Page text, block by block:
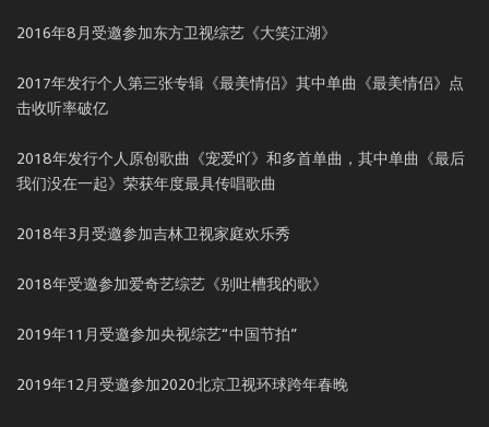
2016年8月受邀参加东方卫视综艺《大笑江湖》
2017年发行个人第三张专辑《最美情侣》其中单曲《最美情侣》点
击收听率破亿
2018年发行个人原创歌曲《宠爱吖》和多首单曲，其中单曲《最后
我们没在一起》荣获年度最具传唱歌曲
2018年3月受邀参加吉林卫视家庭欢乐秀
2018年受邀参加爱奇艺综艺《别吐槽我的歌》
2019年11月受邀参加央视综艺“中国节拍”
2019年12月受邀参加2020北京卫视环球跨年春晚